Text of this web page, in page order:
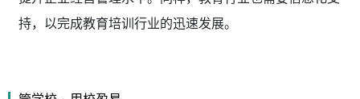
持，以完成教育培训行业的迅速发展。